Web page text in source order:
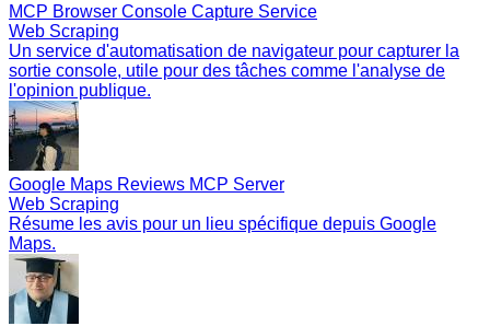
MCP Browser Console Capture Service
Web Scraping
Un service d'automatisation de navigateur pour capturer la
sortie console, utile pour des tâches comme l'analyse de
l'opinion publique.
Google Maps Reviews MCP Server
Web Scraping
Résume les avis pour un lieu spécifique depuis Google
Maps.